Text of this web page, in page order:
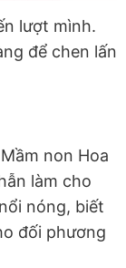
lượt mình.
để chen lấn
non Hoa
làm cho
nóng, biết
đối phương